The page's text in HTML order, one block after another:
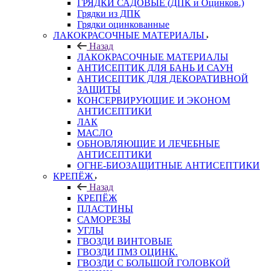
ГРЯДКИ САДОВЫЕ (ДПК и Оцинков.)
Грядки из ДПК
Грядки оцинкованные
ЛАКОКРАСОЧНЫЕ МАТЕРИАЛЫ
Назад
ЛАКОКРАСОЧНЫЕ МАТЕРИАЛЫ
АНТИСЕПТИК ДЛЯ БАНЬ И САУН
АНТИСЕПТИК ДЛЯ ДЕКОРАТИВНОЙ
ЗАЩИТЫ
КОНСЕРВИРУЮЩИЕ И ЭКОНОМ
АНТИСЕПТИКИ
ЛАК
МАСЛО
ОБНОВЛЯЮЩИЕ И ЛЕЧЕБНЫЕ
АНТИСЕПТИКИ
ОГНЕ-БИОЗАЩИТНЫЕ АНТИСЕПТИКИ
КРЕПЁЖ
Назад
КРЕПЁЖ
ПЛАСТИНЫ
САМОРЕЗЫ
УГЛЫ
ГВОЗДИ ВИНТОВЫЕ
ГВОЗДИ ПМЗ ОЦИНК.
ГВОЗДИ С БОЛЬШОЙ ГОЛОВКОЙ